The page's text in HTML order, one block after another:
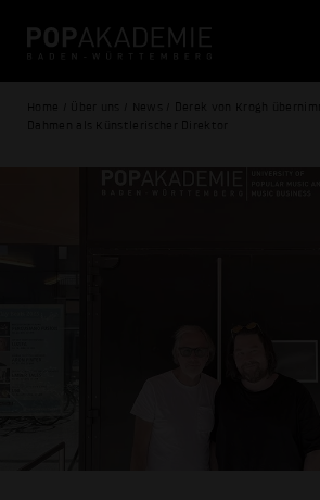
Home / Über uns / News / Derek von Krogh
Dahmen als Künstlerischer Direktor